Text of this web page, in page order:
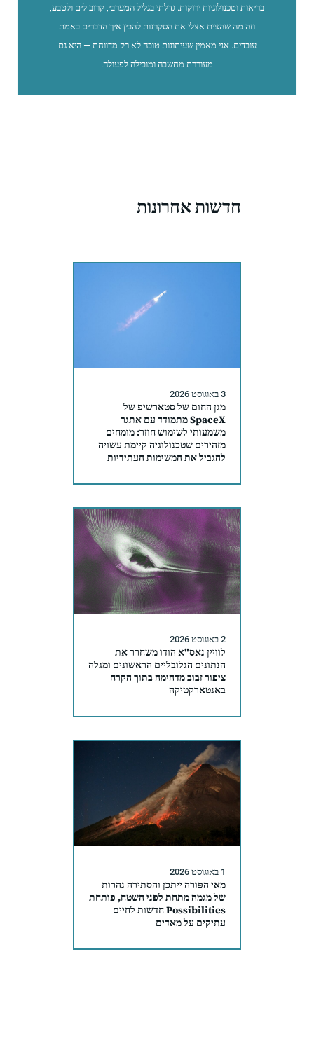
בריאות וטכנולוגיות ירוקות. גדלתי בגליל המערבי, קרוב לים ולטבע,
וזה מה שהצית אצלי את הסקרנות להבין איך הדברים באמת
עובדים. אני מאמין שעיתונות טובה לא רק מדווחת — היא גם
מעוררת מחשבה ומובילה לפעולה.
חדשות אחרונות
3 באוגוסט 2026
מגן החום של סטארשיפ של
SpaceX מתמודד עם אתגר
משמעותי לשימוש חוזר: מומחים
מזהירים שטכנולוגיה קיימת עשויה
להגביל את המשימות העתידיות
2 באוגוסט 2026
לוויין נאס"א הודו משחרר את
הנתונים הגלובליים הראשונים ומגלה
ציפור זבוב מדהימה בתוך הקרח
באנטארקטיקה
1 באוגוסט 2026
מאי הפּורה ייתכן והסתירה נהרות
של מגמה מתחת לפני השטח, פותחת
Possibilities חדשות לחיים
עתיקים על מאדים